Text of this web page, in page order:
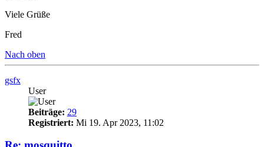
Viele Grüße
Fred
Nach oben
gsfx
User
Beiträge: 29
Registriert: Mi 19. Apr 2023, 11:02